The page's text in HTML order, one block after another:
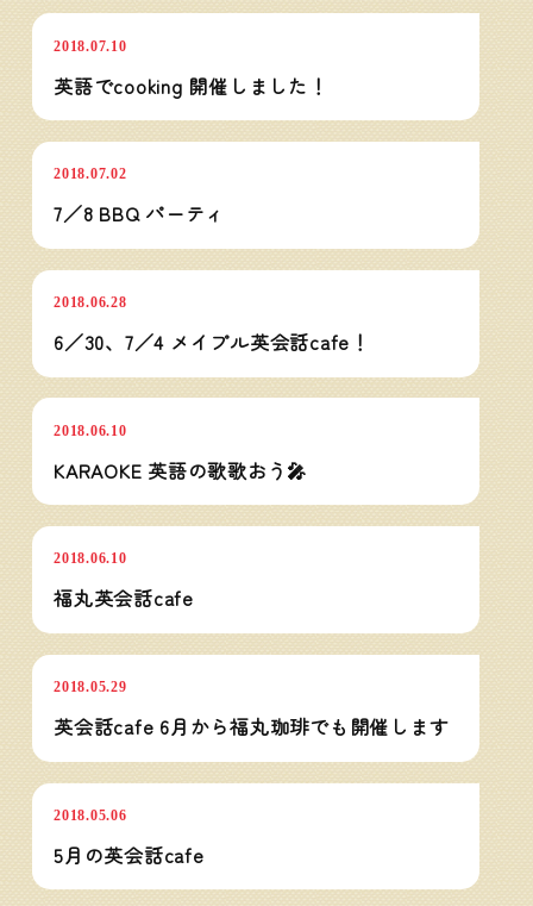
2018.07.10
英語でcooking 開催しました！
2018.07.02
7／8 BBQ パーティ
2018.06.28
6／30、7／4 メイプル英会話cafe！
2018.06.10
KARAOKE 英語の歌歌おう🎤
2018.06.10
福丸英会話cafe
2018.05.29
英会話cafe 6月から福丸珈琲でも開催します
2018.05.06
5月の英会話cafe